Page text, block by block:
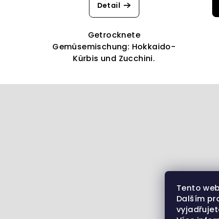
Tento
Dalším
Detail
Getrocknete
Gemüsemischung: Hokkaido-
Kürbis und Zucchini.